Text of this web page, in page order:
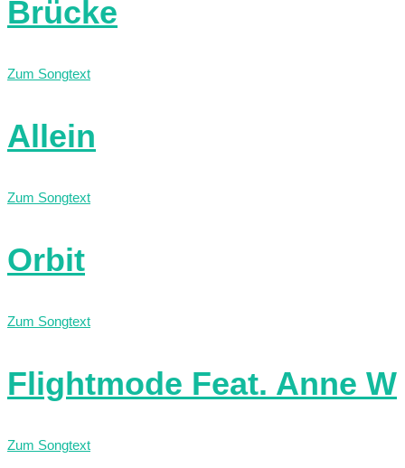
Brücke
Zum Songtext
Allein
Zum Songtext
Orbit
Zum Songtext
Flightmode Feat. Anne W
Zum Songtext